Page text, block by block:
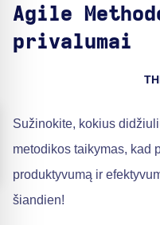
Agile
privalumai
Sužinokite, kokius
metodikos taikymas, kad
produktyvumą ir
šiandien!